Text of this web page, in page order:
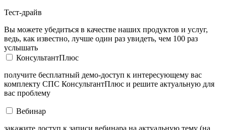
Тест-драйв
Вы можете убедиться в качестве наших продуктов и услуг,
ведь, как известно, лучше один раз увидеть, чем 100 раз
услышать
КонсультантПлюс
получите бесплатный демо-доступ к интересующему вас
комплекту СПС КонсультантПлюс и решите актуальную для
вас проблему
Вебинар
закажите доступ к записи вебинара на актуальную тему (на